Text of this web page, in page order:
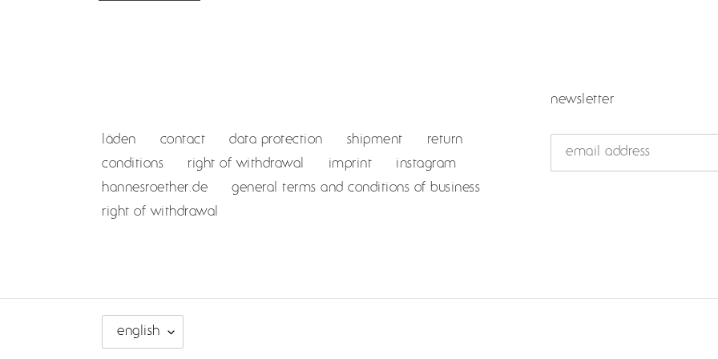
läden contact data protection shipment
return
conditions
right of withdrawal imprint
instagram
hannesroether.de
general terms and conditions of business
right of withdrawal
newsletter
english